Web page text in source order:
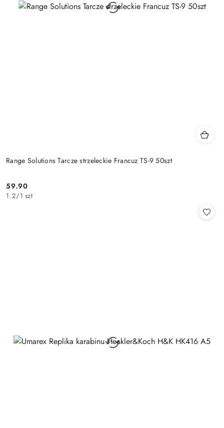
Range Solutions Tarcze strzeleckie Francuz TS-9 50szt
Cena:
59.90
1.2/1 szt